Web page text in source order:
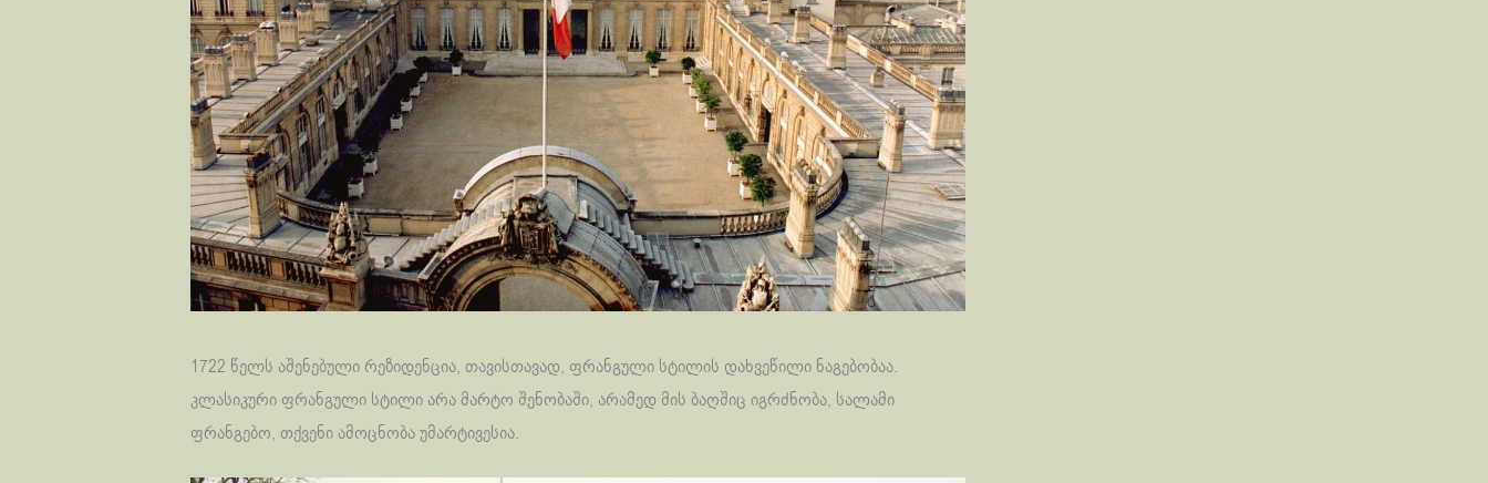
1722 წელს აშენებული რეზიდენცია, თავისთავად, ფრანგული სტილის დახვეწილი ნაგებობაა.
კლასიკური ფრანგული სტილი არა მარტო შენობაში, არამედ მის ბაღშიც იგრძნობა, სალამი
ფრანგებო, თქვენი ამოცნობა უმარტივესია.